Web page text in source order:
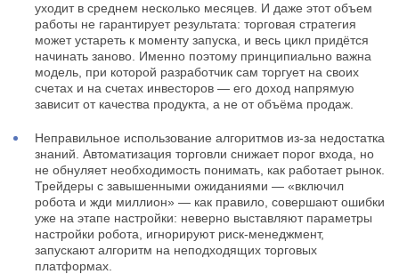
уходит в среднем несколько месяцев. И даже этот объем
работы не гарантирует результата: торговая стратегия
может устареть к моменту запуска, и весь цикл придётся
начинать заново. Именно поэтому принципиально важна
модель, при которой разработчик сам торгует на своих
счетах и на счетах инвесторов — его доход напрямую
зависит от качества продукта, а не от объёма продаж.
Неправильное использование алгоритмов из-за недостатка
знаний. Автоматизация торговли снижает порог входа, но
не обнуляет необходимость понимать, как работает рынок.
Трейдеры с завышенными ожиданиями — «включил
робота и жди миллион» — как правило, совершают ошибки
уже на этапе настройки: неверно выставляют параметры
настройки робота, игнорируют риск-менеджмент,
запускают алгоритм на неподходящих торговых
платформах.